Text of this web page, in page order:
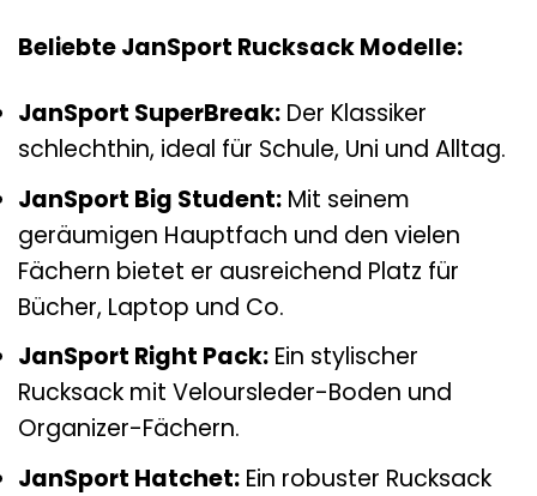
Beliebte JanSport Rucksack Modelle:
JanSport SuperBreak: Der Klassiker
schlechthin, ideal für Schule, Uni und Alltag.
JanSport Big Student: Mit seinem
geräumigen Hauptfach und den vielen
Fächern bietet er ausreichend Platz für
Bücher, Laptop und Co.
JanSport Right Pack: Ein stylischer
Rucksack mit Veloursleder-Boden und
Organizer-Fächern.
JanSport Hatchet: Ein robuster Rucksack